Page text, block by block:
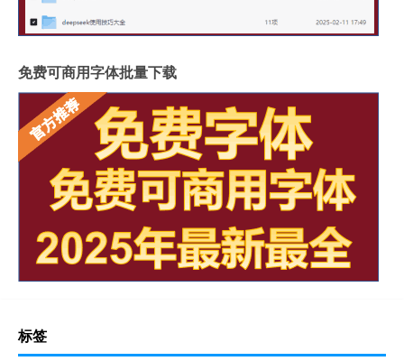
免费可商用字体批量下载
标签